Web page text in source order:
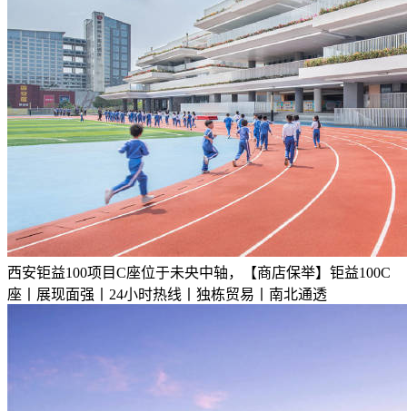
西安钜益100项目C座位于未央中轴，【商店保举】钜益100C
座丨展现面强丨24小时热线丨独栋贸易丨南北通透